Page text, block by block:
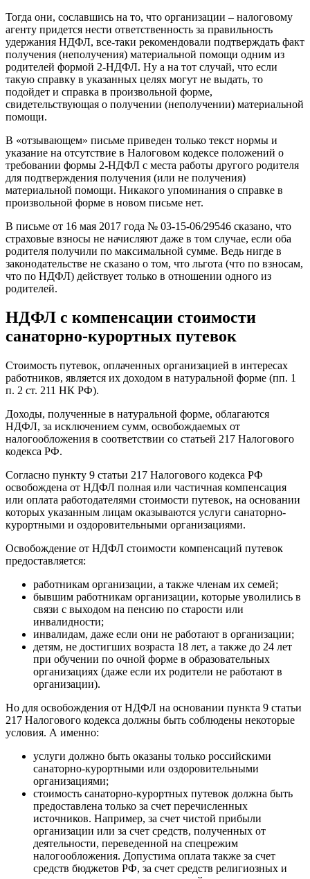
Тогда они, сославшись на то, что организации – налоговому
агенту придется нести ответственность за правильность
удержания НДФЛ, все-таки рекомендовали подтверждать факт
получения (неполучения) материальной помощи одним из
родителей формой 2-НДФЛ. Ну а на тот случай, что если
такую справку в указанных целях могут не выдать, то
подойдет и справка в произвольной форме,
свидетельствующая о получении (неполучении) материальной
помощи.
В «отзывающем» письме приведен только текст нормы и
указание на отсутствие в Налоговом кодексе положений о
требовании формы 2-НДФЛ с места работы другого родителя
для подтверждения получения (или не получения)
материальной помощи. Никакого упоминания о справке в
произвольной форме в новом письме нет.
В письме от 16 мая 2017 года № 03-15-06/29546 сказано, что
страховые взносы не начисляют даже в том случае, если оба
родителя получили по максимальной сумме. Ведь нигде в
законодательстве не сказано о том, что льгота (что по взносам,
что по НДФЛ) действует только в отношении одного из
родителей.
НДФЛ с компенсации стоимости
санаторно-курортных путевок
Стоимость путевок, оплаченных организацией в интересах
работников, является их доходом в натуральной форме (пп. 1
п. 2 ст. 211 НК РФ).
Доходы, полученные в натуральной форме, облагаются
НДФЛ, за исключением сумм, освобождаемых от
налогообложения в соответствии со статьей 217 Налогового
кодекса РФ.
Согласно пункту 9 статьи 217 Налогового кодекса РФ
освобождена от НДФЛ полная или частичная компенсация
или оплата работодателями стоимости путевок, на основании
которых указанным лицам оказываются услуги санаторно-
курортными и оздоровительными организациями.
Освобождение от НДФЛ стоимости компенсаций путевок
предоставляется:
работникам организации, а также членам их семей;
бывшим работникам организации, которые уволились в
связи с выходом на пенсию по старости или
инвалидности;
инвалидам, даже если они не работают в организации;
детям, не достигших возраста 18 лет, а также до 24 лет
при обучении по очной форме в образовательных
организациях (даже если их родители не работают в
организации).
Но для освобождения от НДФЛ на основании пункта 9 статьи
217 Налогового кодекса должны быть соблюдены некоторые
условия. А именно:
услуги должно быть оказаны только российскими
санаторно-курортными или оздоровительными
организациями;
стоимость санаторно-курортных путевок должна быть
предоставлена только за счет перечисленных
источников. Например, за счет чистой прибыли
организации или за счет средств, полученных от
деятельности, переведенной на спецрежим
налогообложения. Допустима оплата также за счет
средств бюджетов РФ, за счет средств религиозных и